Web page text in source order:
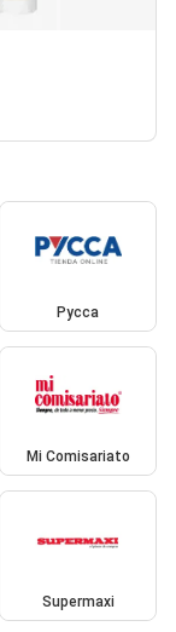
Pycca
Mi Comisariato
Supermaxi